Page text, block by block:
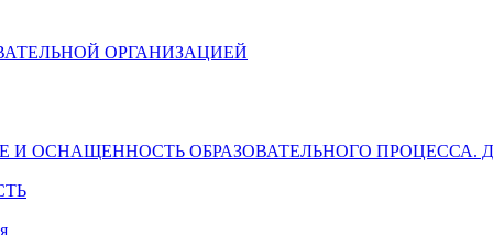
ОРГАНИЗАЦИЕЙ
И ОСНАЩЕННОСТЬ ОБРАЗОВАТЕЛЬНОГО ПРОЦЕССА.